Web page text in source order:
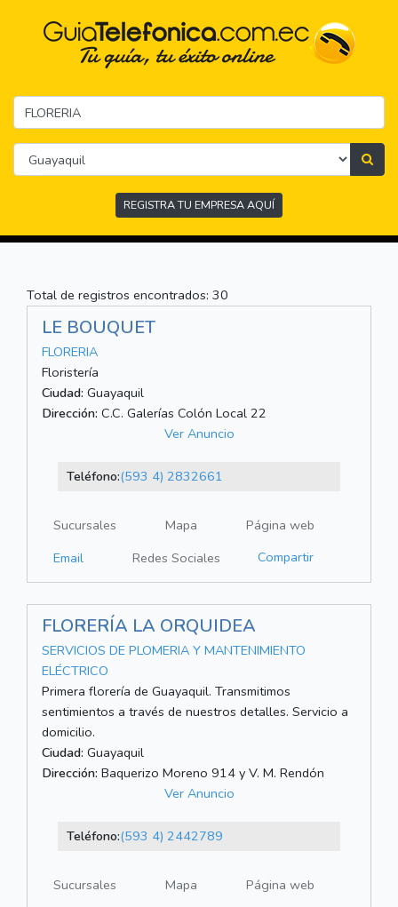
REGISTRA TU EMPRESA AQUÍ
Total de registros encontrados: 30
LE BOUQUET
FLORERIA
Floristería
Ciudad: Guayaquil
Dirección: C.C. Galerías Colón Local 22
Ver Anuncio
Teléfono:(593 4) 2832661
Sucursales Mapa
Página web
Email
Redes Sociales Compartir
FLORERÍA LA ORQUIDEA
SERVICIOS DE PLOMERIA Y MANTENIMIENTO
ELÉCTRICO
Primera florería de Guayaquil. Transmitimos
sentimientos a través de nuestros detalles. Servicio a
domicilio.
Ciudad: Guayaquil
Dirección: Baquerizo Moreno 914 y V. M. Rendón
Ver Anuncio
Teléfono:(593 4) 2442789
Sucursales Mapa
Página web